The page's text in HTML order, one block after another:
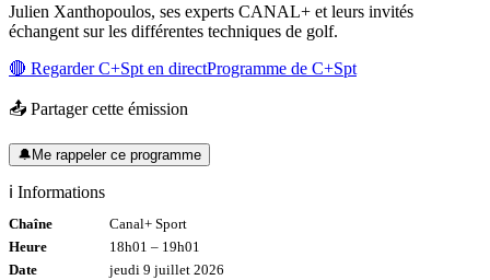
Julien Xanthopoulos, ses experts CANAL+ et leurs invités
échangent sur les différentes techniques de golf.
🔴 RegarderC+Spt en directProgramme de C+Spt
📤 Partager cette émission
🔔Me rappeler ce programme
ℹ️ Informations
Chaîne
Canal+ Sport
Heure
18h01 – 19h01
Date
jeudi 9 juillet 2026